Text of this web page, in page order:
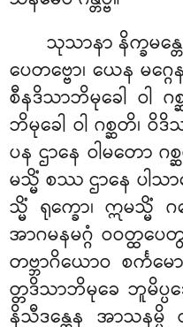
သုသာနာ နိက္ခမန္တ
ပေတဗ္ဗော၊ ယေန မဂ္ဂေ
စီနဒိသာဘိမုခေါ ဝါ ဂ
ဘိမုခေါ ဝါ ဂစ္ဆတိ၊ ဝိ
ပန ဌာနေ ဝါမတော
မသ္မိံ စဿ ဌာနေ ပါသ
သ္မိံ ရုက္ခော၊ ဣမသ္မိံ
အာဂမနမဂ္ဂံ ဝဝတ္ထပေ
တဗ္ဘာဂိယောဝ စင်္ကမ
တ္တဒိသာဘိမုခေ ဘူမိပ္ပဒ
နိသီဒန္တေန အာသနမ္ပိ